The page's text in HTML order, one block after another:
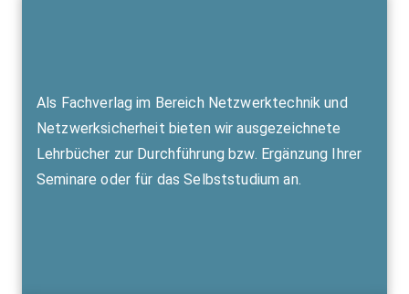
Als Fachverlag im Bereich Netzwerktechnik und
Netzwerksicherheit bieten wir ausgezeichnete
Lehrbücher zur Durchführung bzw. Ergänzung Ihrer
Seminare oder für das Selbststudium an.